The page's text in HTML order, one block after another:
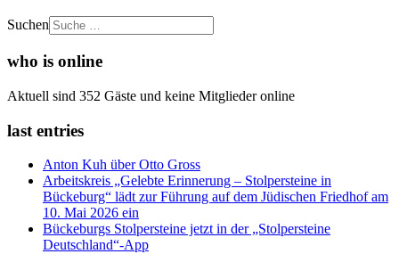
Suchen
who is online
Aktuell sind 352 Gäste und keine Mitglieder online
last entries
Anton Kuh über Otto Gross
Arbeitskreis „Gelebte Erinnerung – Stolpersteine in
Bückeburg“ lädt zur Führung auf dem Jüdischen Friedhof am
10. Mai 2026 ein
Bückeburgs Stolpersteine jetzt in der „Stolpersteine
Deutschland“-App